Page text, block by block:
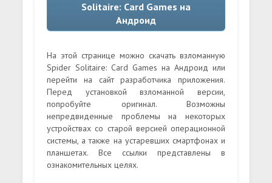
Solitaire: Card Games на
Андроид
На этой странице можно скачать взломанную
Spider Solitaire: Card Games на Андроид или
перейти на сайт разработчика приложения.
Перед установкой взломанной версии,
попробуйте оригинал. Возможны
непредвиденные проблемы на некоторых
устройствах со старой версией операционной
системы, а также на устаревших смартфонах и
планшетах. Все ссылки представлены в
ознакомительных целях.